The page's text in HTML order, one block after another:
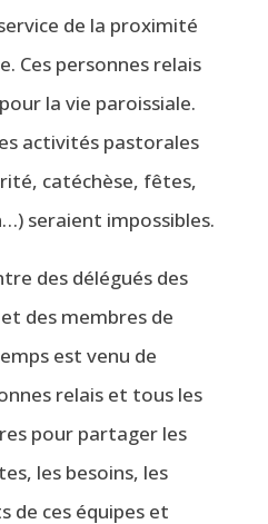
de la proximité
Ces personnes relais
la vie paroissiale.
activités pastorales
catéchèse, fêtes,
seraient impossibles.
des délégués des
des membres de
est venu de
relais et tous les
pour partager les
les besoins, les
de ces équipes et